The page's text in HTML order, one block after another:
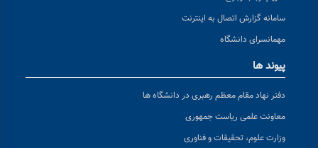
سامانه گزارش اتصال به اینترنت
مهمانسرای دانشگاه
پیوند ها
دفتر نهاد مقام معظم رهبری در دانشگاه ها
معاونت علمی ریاست جمهوری
وزارت علوم، تحقیقات و فناوری